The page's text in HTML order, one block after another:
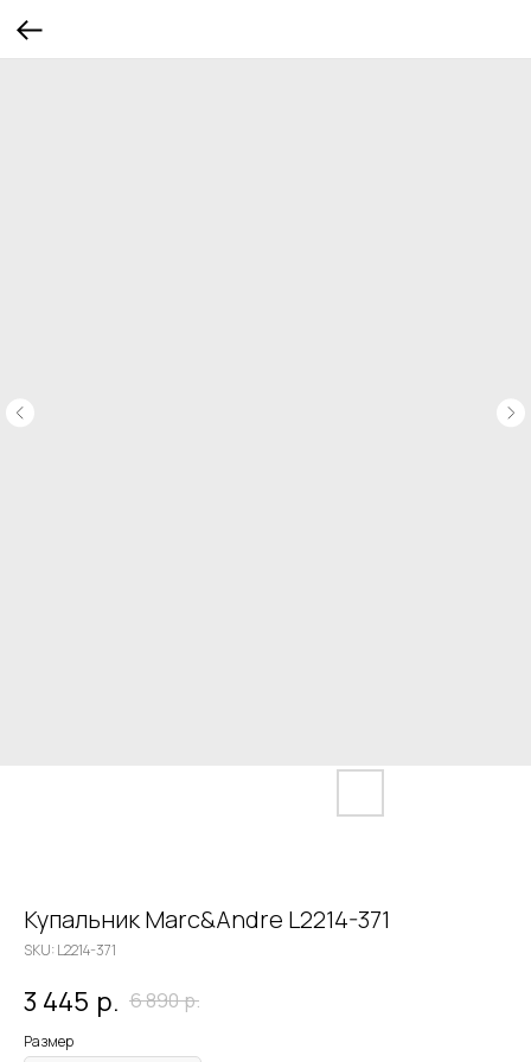
Купальник Marc&Andre L2214-371
SKU: L2214-371
3 445 р. 6 890р.
Размер